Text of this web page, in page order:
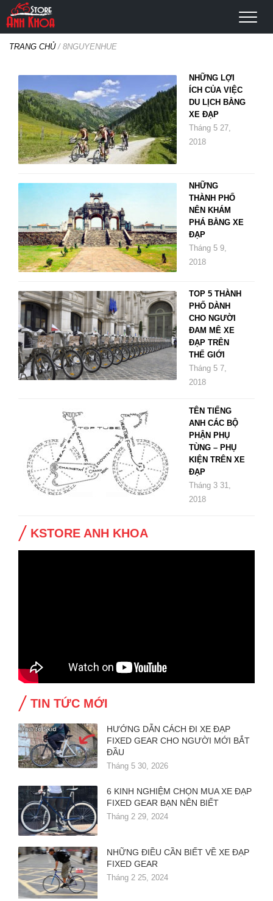
TRANG CHỦ/ 8NGUYENHUE
NHỮNG LỢI
ÍCH CỦA VIỆC
DU LỊCH BẰNG
XE ĐẠP
Tháng 5 27,
2018
NHỮNG
THÀNH PHỐ
NÊN KHÁM
PHÁ BẰNG XE
ĐẠP
Tháng 5 9,
2018
TOP 5 THÀNH
PHỐ DÀNH
CHO NGƯỜI
ĐAM MÊ XE
ĐẠP TRÊN
THẾ GIỚI
Tháng 5 7,
2018
TÊN TIẾNG
ANH CÁC BỘ
PHẬN PHỤ
TÙNG – PHỤ
KIỆN TRÊN XE
ĐẠP
Tháng 3 31,
2018
KSTORE ANH KHOA
TIN TỨC MỚI
HƯỚNG DẪN CÁCH ĐI XE ĐẠP
FIXED GEAR CHO NGƯỜI MỚI BẮT
ĐẦU
Tháng 5 30, 2026
6 KINH NGHIỆM CHỌN MUA XE ĐẠP
FIXED GEAR BẠN NÊN BIẾT
Tháng 2 29, 2024
NHỮNG ĐIỀU CẦN BIẾT VỀ XE ĐẠP
FIXED GEAR
Tháng 2 25, 2024